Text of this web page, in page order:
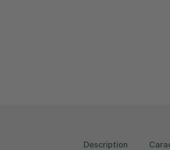
Description